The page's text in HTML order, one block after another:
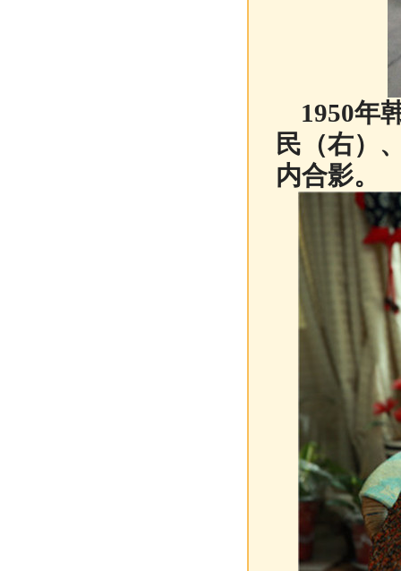
1950年
民（右）
内合影。